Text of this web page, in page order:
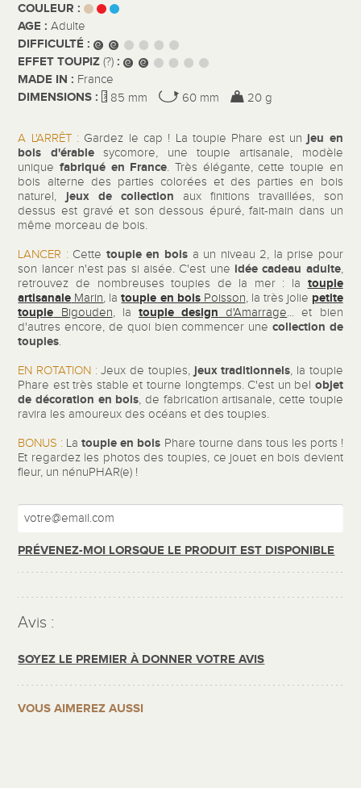
COULEUR :
AGE :Adulte
DIFFICULTÉ :
EFFET TOUPIZ(?) :
MADE IN : France
DIMENSIONS : 85 mm 60 mm 20 g
A L'ARRÊT : Gardez le cap ! La toupie Phare est un jeu en
bois d'érablesycomore, une toupie artisanale, modèle
uniquefabriqué en France. Très élégante, cette toupie en
bois alterne des parties colorées et des parties en bois
naturel, jeux de collection aux finitions travaillées, son
dessus est gravé et son dessous épuré, fait-main dans un
même morceau de bois.
LANCER :Cette toupie en boisa un niveau 2, la prise pour
son lancer n'est pas si aisée. C'est une idée cadeau adulte,
retrouvez de nombreuses toupies de la mer : la toupie
artisanale Marin, latoupie en boisPoisson, la très jolie petite
toupie Bigouden, la toupie design d'Amarrage... et bien
d'autres encore, de quoi bien commencer une collection de
toupies.
EN ROTATION : Jeux de toupies, jeux traditionnels, la toupie
Phare est très stable et tourne longtemps. C'est un bel objet
de décoration en bois, de fabrication artisanale, cette toupie
ravira les amoureux des océans et des toupies.
BONUS : Latoupie en bois Phare tourne dans tous les ports !
Et regardez les photos des toupies, ce jouet en bois devient
fleur, un nénuPHAR(e) !
PRÉVENEZ-MOI LORSQUE LE PRODUIT EST DISPONIBLE
Avis :
SOYEZ LE PREMIER À DONNER VOTRE AVIS
VOUS AIMEREZ AUSSI